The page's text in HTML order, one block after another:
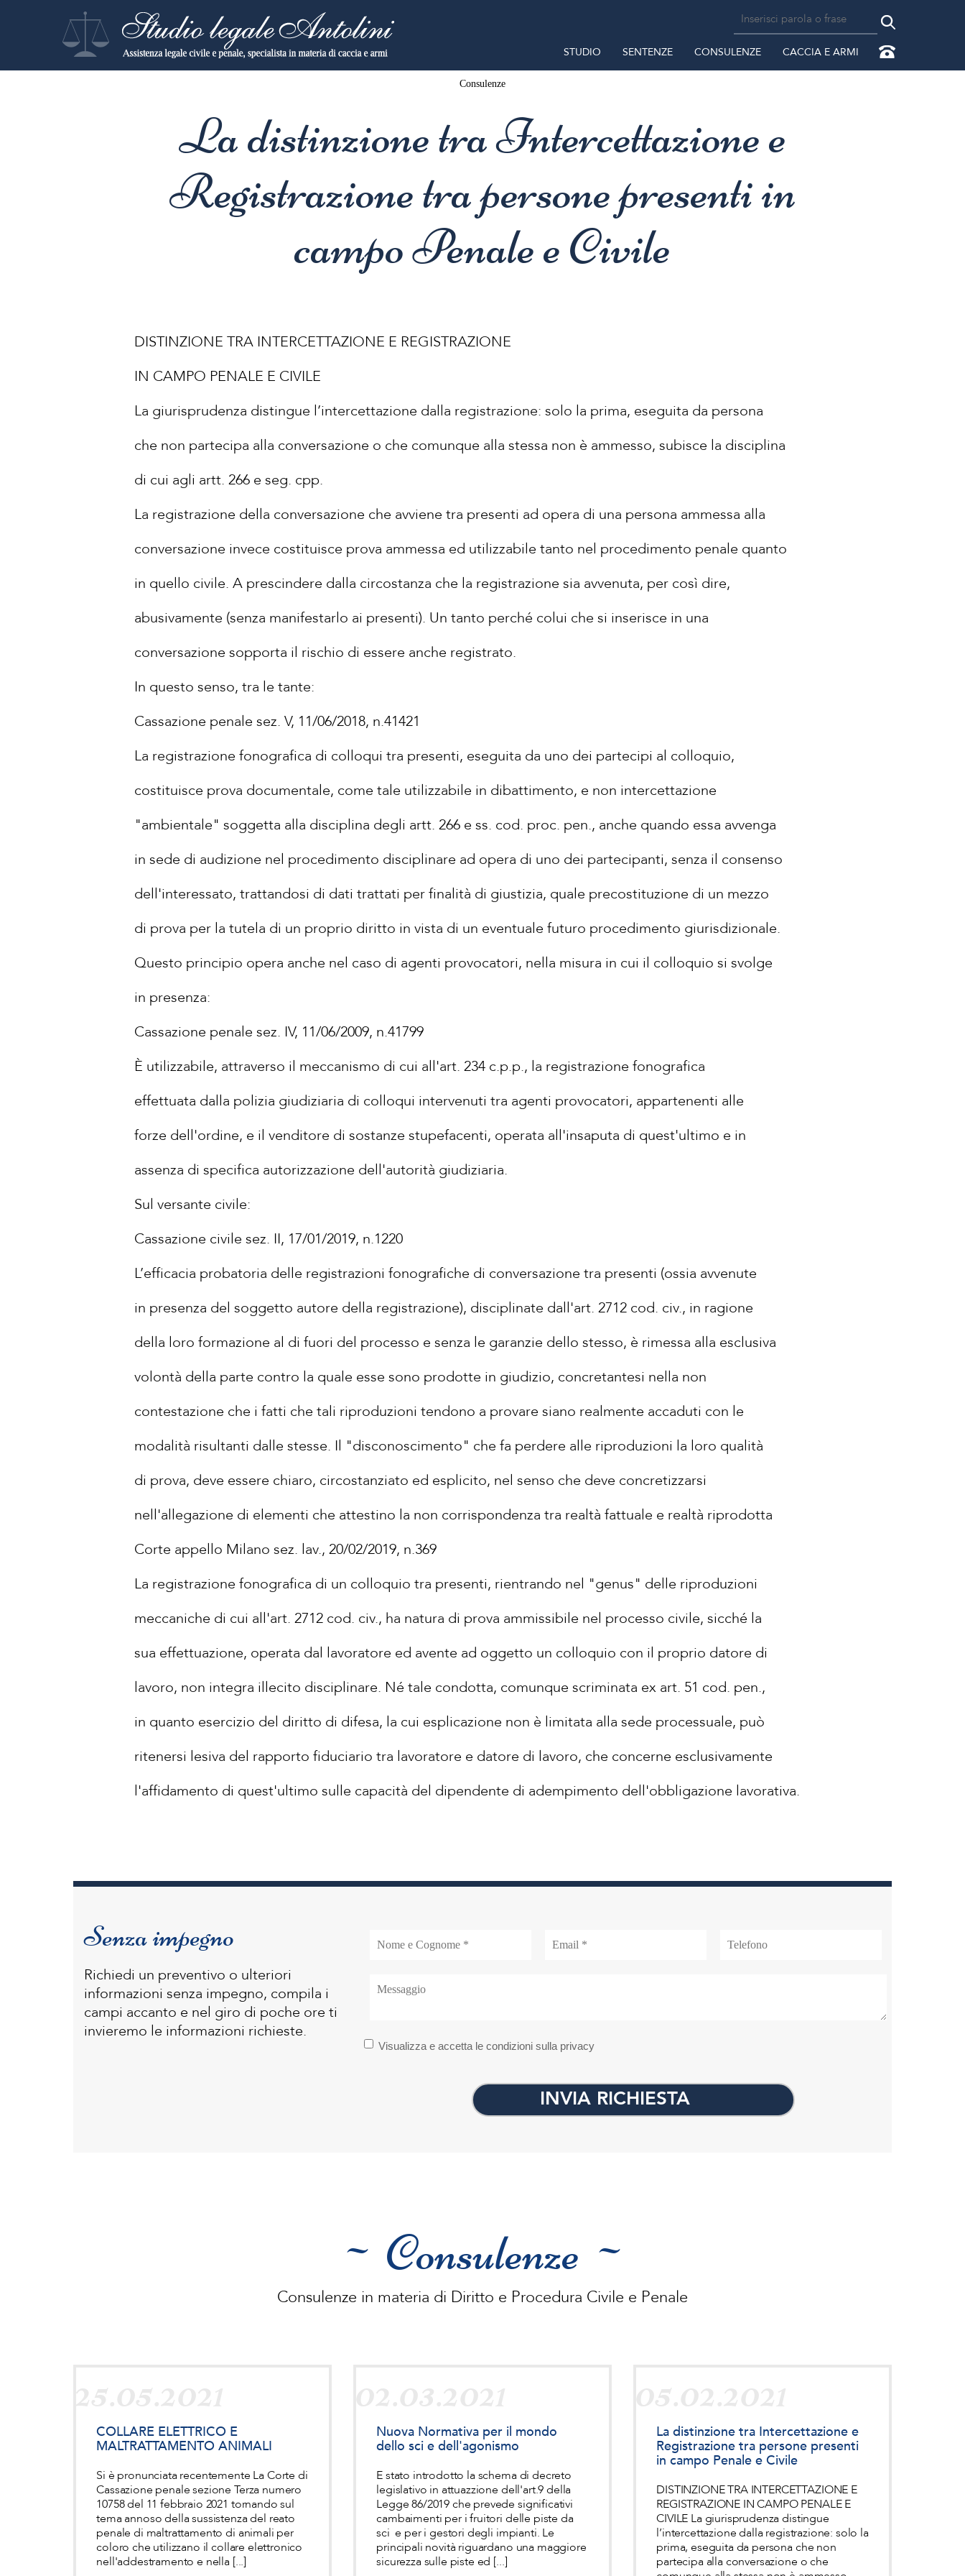
STUDIO SENTENZE CONSULENZE CACCIA E ARMI
Consulenze
La distinzione tra Intercettazione e
Registrazione tra persone presenti in
campo Penale e Civile
DISTINZIONE TRA INTERCETTAZIONE E REGISTRAZIONE
IN CAMPO PENALE E CIVILE
La giurisprudenza distingue l’intercettazione dalla registrazione: solo la prima, eseguita da persona
che non partecipa alla conversazione o che comunque alla stessa non è ammesso, subisce la disciplina
di cui agli artt. 266 e seg. cpp.
La registrazione della conversazione che avviene tra presenti ad opera di una persona ammessa alla
conversazione invece costituisce prova ammessa ed utilizzabile tanto nel procedimento penale quanto
in quello civile. A prescindere dalla circostanza che la registrazione sia avvenuta, per così dire,
abusivamente (senza manifestarlo ai presenti). Un tanto perché colui che si inserisce in una
conversazione sopporta il rischio di essere anche registrato.
In questo senso, tra le tante:
Cassazione penale sez. V, 11/06/2018, n.41421
La registrazione fonografica di colloqui tra presenti, eseguita da uno dei partecipi al colloquio,
costituisce prova documentale, come tale utilizzabile in dibattimento, e non intercettazione
"ambientale" soggetta alla disciplina degli artt. 266 e ss. cod. proc. pen., anche quando essa avvenga
in sede di audizione nel procedimento disciplinare ad opera di uno dei partecipanti, senza il consenso
dell'interessato, trattandosi di dati trattati per finalità di giustizia, quale precostituzione di un mezzo
di prova per la tutela di un proprio diritto in vista di un eventuale futuro procedimento giurisdizionale.
Questo principio opera anche nel caso di agenti provocatori, nella misura in cui il colloquio si svolge
in presenza:
Cassazione penale sez. IV, 11/06/2009, n.41799
È utilizzabile, attraverso il meccanismo di cui all'art. 234 c.p.p., la registrazione fonografica
effettuata dalla polizia giudiziaria di colloqui intervenuti tra agenti provocatori, appartenenti alle
forze dell'ordine, e il venditore di sostanze stupefacenti, operata all'insaputa di quest'ultimo e in
assenza di specifica autorizzazione dell'autorità giudiziaria.
Sul versante civile:
Cassazione civile sez. II, 17/01/2019, n.1220
L’efficacia probatoria delle registrazioni fonografiche di conversazione tra presenti (ossia avvenute
in presenza del soggetto autore della registrazione), disciplinate dall'art. 2712 cod. civ., in ragione
della loro formazione al di fuori del processo e senza le garanzie dello stesso, è rimessa alla esclusiva
volontà della parte contro la quale esse sono prodotte in giudizio, concretantesi nella non
contestazione che i fatti che tali riproduzioni tendono a provare siano realmente accaduti con le
modalità risultanti dalle stesse. Il "disconoscimento" che fa perdere alle riproduzioni la loro qualità
di prova, deve essere chiaro, circostanziato ed esplicito, nel senso che deve concretizzarsi
nell'allegazione di elementi che attestino la non corrispondenza tra realtà fattuale e realtà riprodotta
Corte appello Milano sez. lav., 20/02/2019, n.369
La registrazione fonografica di un colloquio tra presenti, rientrando nel "genus" delle riproduzioni
meccaniche di cui all'art. 2712 cod. civ., ha natura di prova ammissibile nel processo civile, sicché la
sua effettuazione, operata dal lavoratore ed avente ad oggetto un colloquio con il proprio datore di
lavoro, non integra illecito disciplinare. Né tale condotta, comunque scriminata ex art. 51 cod. pen.,
in quanto esercizio del diritto di difesa, la cui esplicazione non è limitata alla sede processuale, può
ritenersi lesiva del rapporto fiduciario tra lavoratore e datore di lavoro, che concerne esclusivamente
l'affidamento di quest'ultimo sulle capacità del dipendente di adempimento dell'obbligazione lavorativa.
Senza impegno
Richiedi un preventivo o ulteriori
informazioni senza impegno, compila i
campi accanto e nel giro di poche ore ti
invieremo le informazioni richieste.
Visualizza e accetta le condizioni sulla privacy
INVIA RICHIESTA
~ Consulenze ~
Consulenze in materia di Diritto e Procedura Civile e Penale
COLLARE ELETTRICO E
MALTRATTAMENTO ANIMALI
Si è pronunciata recentemente La Corte di
Cassazione penale sezione Terza numero
10758 del 11 febbraio 2021 tornando sul
tema annoso della sussistenza del reato
penale di maltrattamento di animali per
coloro che utilizzano il collare elettronico
nell'addestramento e nella [...]
Nuova Normativa per il mondo
dello sci e dell'agonismo
E stato introdotto la schema di decreto
legislativo in attuazzione dell'art.9 della
Legge 86/2019 che prevede significativi
cambaimenti per i fruitori delle piste da
sci e per i gestori degli impianti. Le
principali novità riguardano una maggiore
sicurezza sulle piste ed [...]
La distinzione tra Intercettazione e
Registrazione tra persone presenti
in campo Penale e Civile
DISTINZIONE TRA INTERCETTAZIONE E
REGISTRAZIONE IN CAMPO PENALE E
CIVILE La giurisprudenza distingue
l’intercettazione dalla registrazione: solo la
prima, eseguita da persona che non
partecipa alla conversazione o che